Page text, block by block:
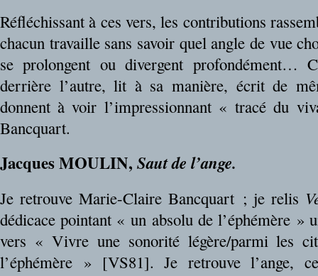
Réfléchissant à ces vers, les contributions
chacun travaille sans savoir quel angle de vue
se prolongent ou divergent profondément…
derrière l’autre, lit à sa manière, écrit de
donnent à voir l’impressionnant « tracé du
Bancquart.
Jacques MOULIN, Saut de l’ange.
Je retrouve Marie-Claire Bancquart ; je relis
dédicace pointant « un absolu de l’éphémère »
vers « Vivre une sonorité légère/parmi les
l’éphémère » [VS81]. Je retrouve l’ange,